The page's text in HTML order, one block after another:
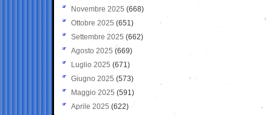
Novembre 2025 (668)
Ottobre 2025 (651)
Settembre 2025 (662)
Agosto 2025 (669)
Luglio 2025 (671)
Giugno 2025 (573)
Maggio 2025 (591)
Aprile 2025 (622)